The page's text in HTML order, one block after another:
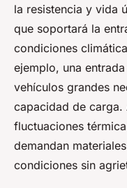
la resistencia y vida
que soportará la
condiciones
ejemplo, una
vehículos grandes
capacidad de carga.
fluctuaciones
demandan
condiciones sin